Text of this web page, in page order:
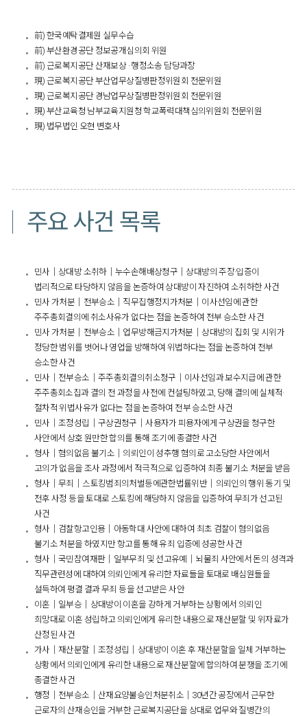
​前) 한국예탁결제원 실무수습
前) 부산환경공단 정보공개심의회 위원
前) 근로복지공단 산재보상 · 행정소송 담당과장
現) 근로복지공단 부산업무상질병판정위원회 전문위원
現) 근로복지공단 경남업무상질병판정위원회 전문위원
現) 부산교육청 남부교육지원청 학교폭력대책심의위원회 전문위원
現) 법무법인 오현 변호사
주요 사건 목록
민사｜상대방 소취하｜누수손해배상청구｜상대방의 주장·입증이
법리적으로 타당하지 않음을 논증하여 상대방이 자진하여 소취하한 사건
민사 가처분｜전부승소｜직무집행정지가처분｜이사선임에 관한
주주총회결의에 취소사유가 없다는 점을 논증하여 전부 승소한 사건
민사 가처분｜전부승소｜업무방해금지가처분｜상대방의 집회 및 시위가
정당한 범위를 벗어나 영업을 방해하여 위법하다는 점을 논증하여 전부
승소한 사건
민사｜전부승소｜주주총회결의취소청구｜이사선임과 보수지급에 관한
주주총회소집과 결의 전 과정을 사전에 컨설팅하였고, 당해 결의에 실체적·
절차적 위법사유가 없다는 점을 논증하여 전부 승소한 사건
민사｜조정성립｜구상권청구｜사용자가 피용자에게 구상권을 청구한
사안에서 상호 원만한 합의를 통해 조기에 종결한 사건
형사｜혐의없음 불기소｜의뢰인이 성추행 혐의로 고소당한 사안에서
고의가 없음을 조사 과정에서 적극적으로 입증하여 최종 불기소 처분을 받음
형사｜무죄｜스토킹범죄의처벌등에관한법률위반｜의뢰인의 행위 동기 및
전후 사정 등을 토대로 스토킹에 해당하지 않음을 입증하여 무죄가 선고된
사건
형사｜검찰항고인용｜아동학대 사안에 대하여 최초 검찰이 혐의없음
불기소 처분을 하였지만 항고를 통해 유죄 입증에 성공한 사건
형사｜국민참여재판｜일부무죄 및 선고유예｜뇌물죄 사안에서 돈의 성격과
직무관련성에 대하여 의뢰인에게 유리한 자료들을 토대로 배심원들을
설득하여 평결 결과 무죄 등을 선고받은 사안
이혼｜일부승｜상대방이 이혼을 강하게 거부하는 상황에서 의뢰인
희망대로 이혼 성립하고 의뢰인에게 유리한 내용으로 재산분할 및 위자료가
산정된 사건
가사｜재산분할｜조정성립｜상대방이 이혼 후 재산분할을 일체 거부하는
상황에서 의뢰인에게 유리한 내용으로 재산분할에 합의하여 분쟁을 조기에
종결한 사건
행정｜전부승소｜산재요양불승인처분취소｜30년간 공장에서 근무한
근로자의 산재승인을 거부한 근로복지공단을 상대로 업무와 질병간의